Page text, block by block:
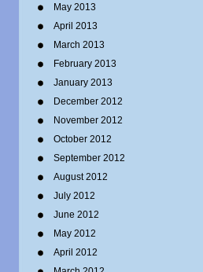
May 2013
April 2013
March 2013
February 2013
January 2013
December 2012
November 2012
October 2012
September 2012
August 2012
July 2012
June 2012
May 2012
April 2012